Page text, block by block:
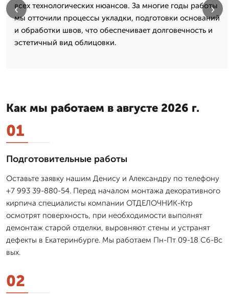
всех технологических нюансов. За многие годы работы
мы отточили процессы укладки, подготовки оснований
и обработки швов, что обеспечивает долговечность и
эстетичный вид облицовки.
‹ ›
Как мы работаем в августе 2026 г.
01
Подготовительные работы
Оставьте заявку нашим Денису и Александру по телефону
+7 993 39-880-54. Перед началом монтажа декоративного
кирпича специалисты компании ОТДЕЛОЧНИК-Ктр
осмотрят поверхность, при необходимости выполнят
демонтаж старой отделки, выровняют стены и устранят
дефекты в Екатеринбурге. Мы работаем Пн-Пт 09-18 Сб-Вс
вых.
02